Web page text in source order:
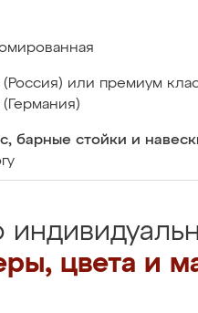
(Россия) или премиум
барные стойки и
цвета и